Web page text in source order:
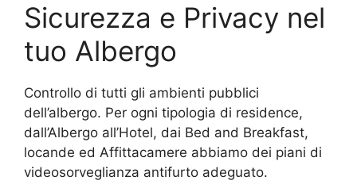
Sicurezza e Privacy nel
tuo Albergo
Controllo di tutti gli ambienti pubblici
dell’albergo. Per ogni tipologia di residence,
dall’Albergo all’Hotel, dai Bed and Breakfast,
locande ed Affittacamere abbiamo dei piani di
videosorveglianza antifurto adeguato.